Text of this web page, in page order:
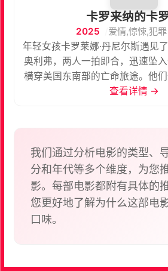
卡罗来纳的卡
2025 爱情,惊悚,犯罪
年轻女孩卡罗莱娜·丹尼尔斯遇见
奥利弗，两人一拍即合，迅速坠
横穿美国东南部的亡命旅途。他
下一连串劫案，在枪火与激情里
前路，都在爱欲与危险里不
查看详情 →
我们通过分析电影的类型、
分和年代等多个维度，为您
影。每部电影都附有具体的
您更好地了解为什么这部电
口味。